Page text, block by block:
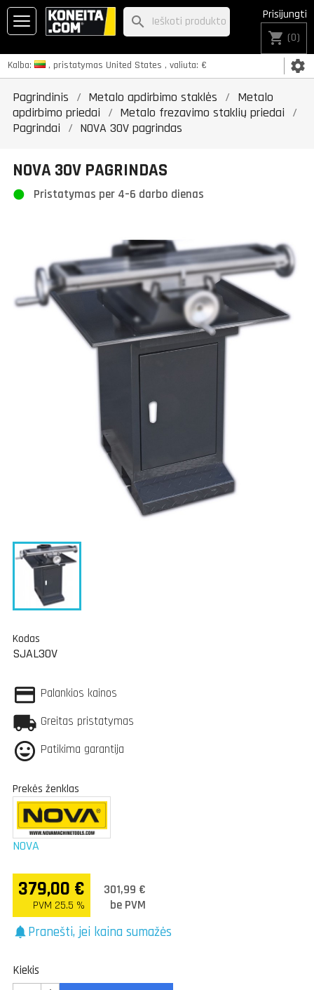
Kalba: , pristatymas United States , valiuta: € settings
Prisijungti
shopping_cart (0)
search
Pagrindinis Metalo apdirbimo staklės
Metalo
apdirbimo priedai
Metalo frezavimo staklių priedai
Pagrindai
NOVA 30V pagrindas
NOVA 30V PAGRINDAS
Pristatymas per 4–6 darbo dienas
Kodas
SJAL30V
Palankios kainos
Greitas pristatymas
Patikima garantija
Prekės ženklas
NOVA
379,00 €
PVM 25.5 %
301,99 €
be PVM
notificationsPranešti, jei kaina sumažės
Kiekis